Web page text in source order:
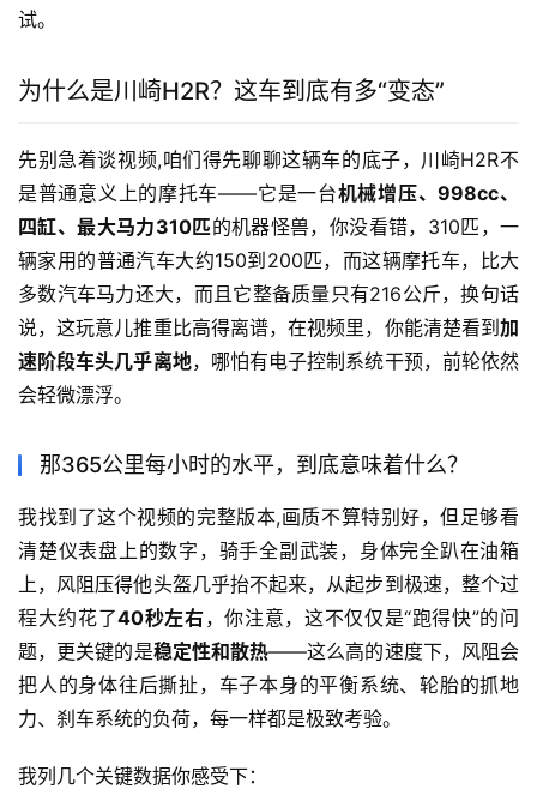
试。
为什么是川崎H2R？这车到底有多“变态”
先别急着谈视频,咱们得先聊聊这辆车的底子，川崎H2R不
是普通意义上的摩托车——它是一台机械增压、998cc、
四缸、最大马力310匹的机器怪兽，你没看错，310匹，一
辆家用的普通汽车大约150到200匹，而这辆摩托车，比大
多数汽车马力还大，而且它整备质量只有216公斤，换句话
说，这玩意儿推重比高得离谱，在视频里，你能清楚看到 加
速阶段车头几乎离地，哪怕有电子控制系统干预，前轮依然
会轻微漂浮。
那365公里每小时的水平，到底意味着什么？
我找到了这个视频的完整版本,画质不算特别好，但足够看
清楚仪表盘上的数字，骑手全副武装，身体完全趴在油箱
上，风阻压得他头盔几乎抬不起来，从起步到极速，整个过
程大约花了40秒左右，你注意，这不仅仅是“跑得快”的问
题，更关键的是稳定性和散热——这么高的速度下，风阻会
把人的身体往后撕扯，车子本身的平衡系统、轮胎的抓地
力、刹车系统的负荷，每一样都是极致考验。
我列几个关键数据你感受下：